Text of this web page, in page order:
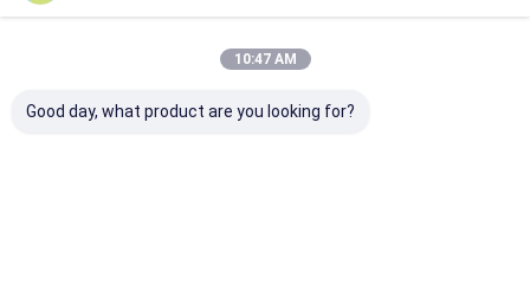
10:47 AM
Good day, what product are you looking for?